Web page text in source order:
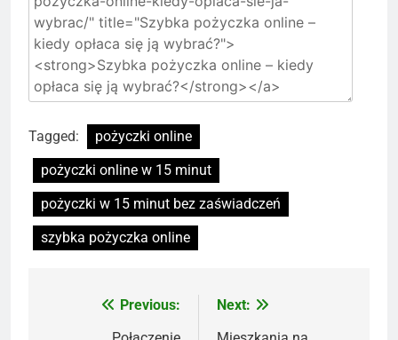
Tagged:
pożyczki online
pożyczki online w 15 minut
pożyczki w 15 minut bez zaświadczeń
szybka pożyczka online
NawigacjaPrevious:
Next: